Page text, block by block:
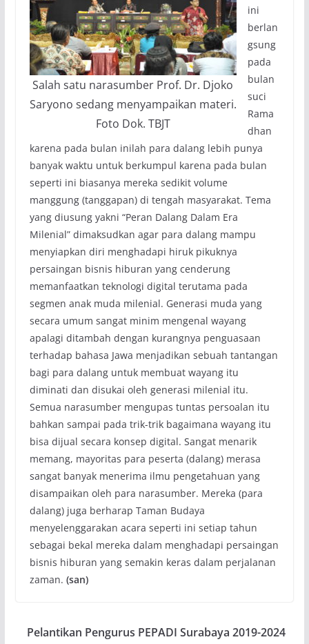
Salah satu narasumber Prof. Dr. Djoko
Saryono sedang menyampaikan materi.
Foto Dok. TBJT
ini
berlan
gsung
pada
bulan
suci
Rama
dhan
karena pada bulan inilah para dalang lebih punya
banyak waktu untuk berkumpul karena pada bulan
seperti ini biasanya mereka sedikit volume
manggung (tanggapan) di tengah masyarakat. Tema
yang diusung yakni “Peran Dalang Dalam Era
Milenial” dimaksudkan agar para dalang mampu
menyiapkan diri menghadapi hiruk pikuknya
persaingan bisnis hiburan yang cenderung
memanfaatkan teknologi digital terutama pada
segmen anak muda milenial. Generasi muda yang
secara umum sangat minim mengenal wayang
apalagi ditambah dengan kurangnya penguasaan
terhadap bahasa Jawa menjadikan sebuah tantangan
bagi para dalang untuk membuat wayang itu
diminati dan disukai oleh generasi milenial itu.
Semua narasumber mengupas tuntas persoalan itu
bahkan sampai pada trik-trik bagaimana wayang itu
bisa dijual secara konsep digital. Sangat menarik
memang, mayoritas para peserta (dalang) merasa
sangat banyak menerima ilmu pengetahuan yang
disampaikan oleh para narasumber. Mereka (para
dalang) juga berharap Taman Budaya
menyelenggarakan acara seperti ini setiap tahun
sebagai bekal mereka dalam menghadapi persaingan
bisnis hiburan yang semakin keras dalam perjalanan
zaman. (san)
Pelantikan Pengurus PEPADI Surabaya 2019-2024